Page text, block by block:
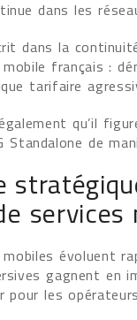
dans les
dans la
français :
tarifaire
qu’il
Standalone de
services
évoluent
gagnent en
pour les